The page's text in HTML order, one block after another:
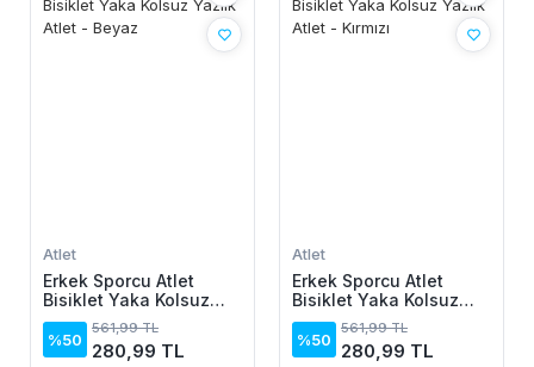
Atlet
Erkek Sporcu Atlet
Bisiklet Yaka Kolsuz
Yazlık Atlet - Beyaz
%50
561,99 TL
280,99 TL
Atlet
Erkek Sporcu Atlet
Bisiklet Yaka Kolsuz
Yazlık Atlet - Kırmızı
%50
561,99 TL
280,99 TL